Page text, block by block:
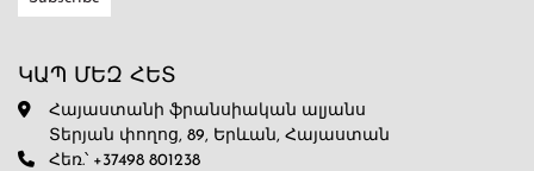
ԿԱՊ ՄԵԶ ՀԵՏ
Հայաստանի ֆրանսիական ալյանս
Տերյան փողոց, 89, Երևան, Հայաստան
Հեռ.՝ +37498 801238